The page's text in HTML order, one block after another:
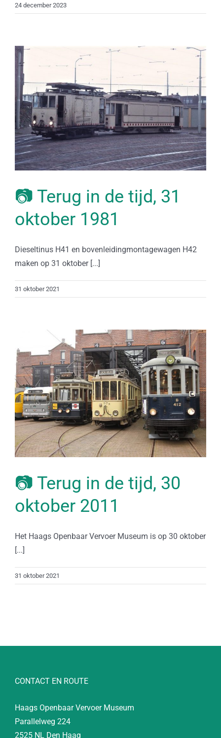
24 december 2023
📷 Terug in de tijd, 31
oktober 1981
Dieseltinus H41 en bovenleidingmontagewagen H42
maken op 31 oktober [...]
31 oktober 2021
📷 Terug in de tijd, 30
oktober 2011
Het Haags Openbaar Vervoer Museum is op 30 oktober
[...]
31 oktober 2021
CONTACT EN ROUTE
Haags Openbaar Vervoer Museum
Parallelweg 224
2525 NL Den Haag